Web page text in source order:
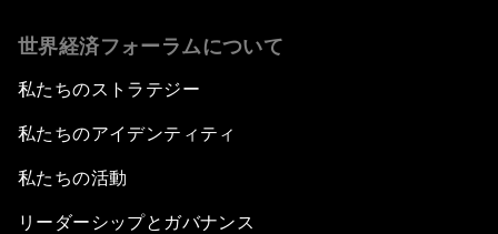
世界経済フォーラムについて
私たちのストラテジー
私たちのアイデンティティ
私たちの活動
リーダーシップとガバナンス